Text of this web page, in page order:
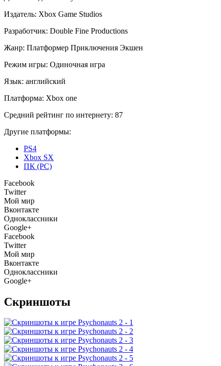
Издатель: Xbox Game Studios
Разработчик: Double Fine Productions
Жанр: Платформер Приключения Экшен
Режим игры: Одиночная игра
Язык: английский
Платформа: Xbox one
Средний рейтинг по интернету: 87
Другие платформы:
PS4
Xbox SX
ПК (PC)
Facebook
Twitter
Мой мир
Вконтакте
Одноклассники
Google+
Facebook
Twitter
Мой мир
Вконтакте
Одноклассники
Google+
Скриншоты